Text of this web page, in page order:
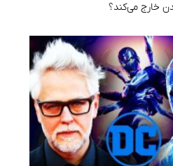
خارج می‌کند؟